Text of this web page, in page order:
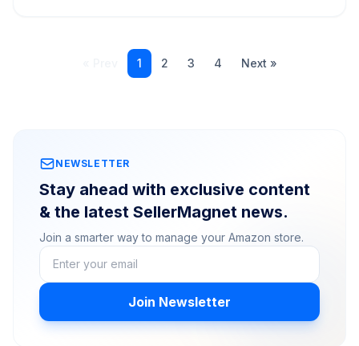
1 2 3 4 Next »
NEWSLETTER
Stay ahead with exclusive content
& the latest SellerMagnet news.
Join a smarter way to manage your Amazon store.
Join Newsletter